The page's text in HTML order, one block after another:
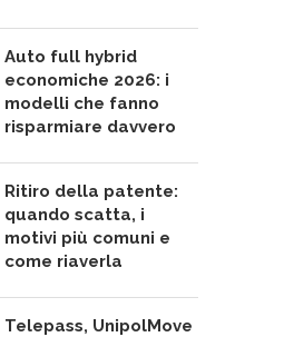
Auto full hybrid
economiche 2026: i
modelli che fanno
risparmiare davvero
Ritiro della patente:
quando scatta, i
motivi più comuni e
come riaverla
Telepass, UnipolMove